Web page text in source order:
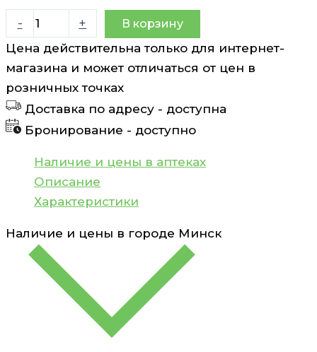
-
Количество
товара
Артишок
капс
520мг
N30
Olimp
+ В корзину
Цена действительна только для интернет-
магазина и может отличаться от цен в
розничных точках
Доставка по адресу - доступна
Бронирование - доступно
Наличие и цены в аптеках
Описание
Характеристики
Наличие и цены в городе Минск